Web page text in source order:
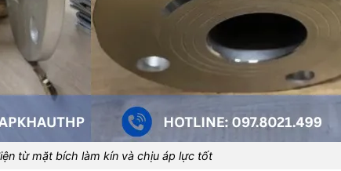
từ mặt bích làm kín và chịu áp lực tốt